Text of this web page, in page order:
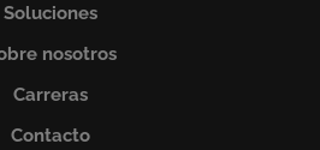
Soluciones
nosotros
Carreras
Contacto